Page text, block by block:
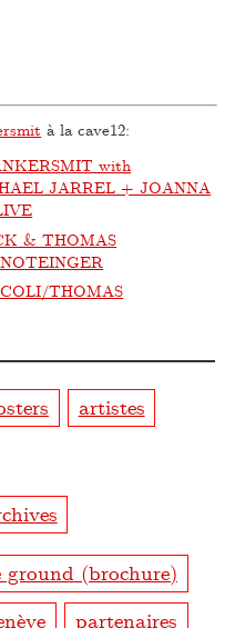
à la cave12:
with
JARREL + JOANNA
& THOMAS
THOMAS
artistes
ground (brochure)
partenaires